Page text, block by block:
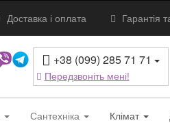
Доставка і оплата Гарантія
+38 (099) 285 71 71
Передзвоніть мені!
Сантехніка Клімат